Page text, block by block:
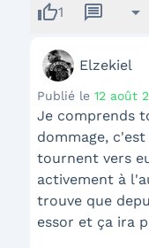
thumb_up1 message arrow_drop_down
Elzekiel
Publié le 12 août
Je comprends
dommage,
tournent vers
activement à
trouve que
essor et ça ira